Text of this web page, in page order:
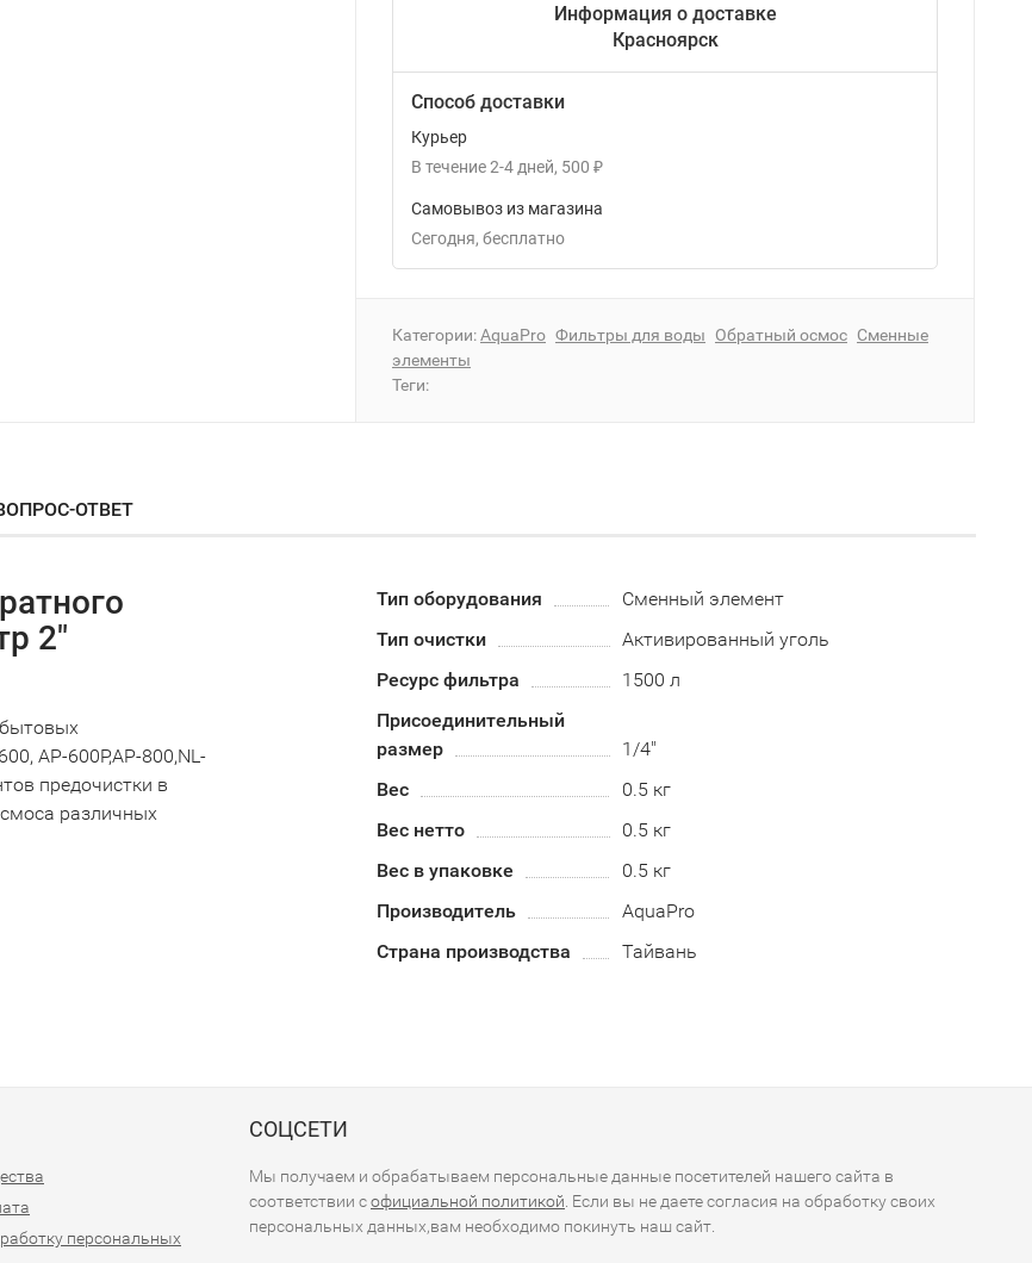
Информация о доставке
Красноярск
Способ доставки
Курьер
В течение2-4 дней 500 ₽
Самовывоз из магазина
Сегодня
Бесплатно
Категории:AquaPro Фильтры для воды Обратный осмос Сменные
элементы
Теги:
ОТВЕТ
2"
AP-600P,AP-800,NL-
предочистки в
различных
Тип оборудования
Сменный элемент
Тип очистки
Активированный уголь
Ресурс фильтра
1500 л
Присоединительный
размер
1/4"
Вес
0.5 кг
Вес нетто
0.5 кг
Вес в упаковке
0.5 кг
Производитель
AquaPro
Страна производства
Тайвань
персональных
СОЦСЕТИ
Мы получаем и обрабатываем персональные данные посетителей нашего сайта в
соответствии софициальной политикой . Если вы не даете согласия на обработку своих
персональных данных,вам необходимо покинуть наш сайт.